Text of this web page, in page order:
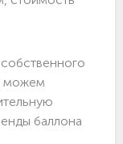
можем
баллона